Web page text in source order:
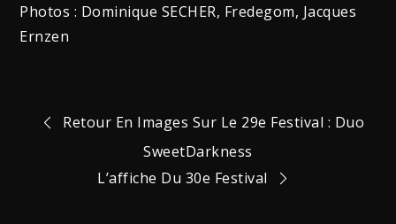
Photos : Dominique SECHER, Fredegom, Jacques
Ernzen
Navigation
Retour En Images Sur Le 29e Festival : Duo
SweetDarkness
L’affiche Du 30e Festival